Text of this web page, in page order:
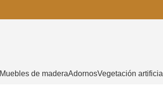
Muebles de maderaAdornosVegetación artificial